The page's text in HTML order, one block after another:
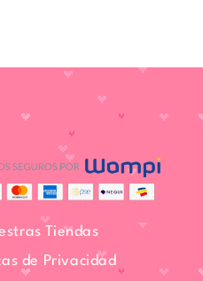
Tiendas
de Privacidad